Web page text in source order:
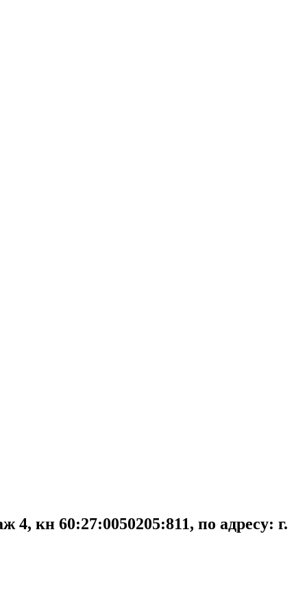
4, кн 60:27:0050205:811, по адресу: г.